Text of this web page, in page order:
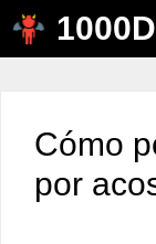
Saltar
Cómo
por